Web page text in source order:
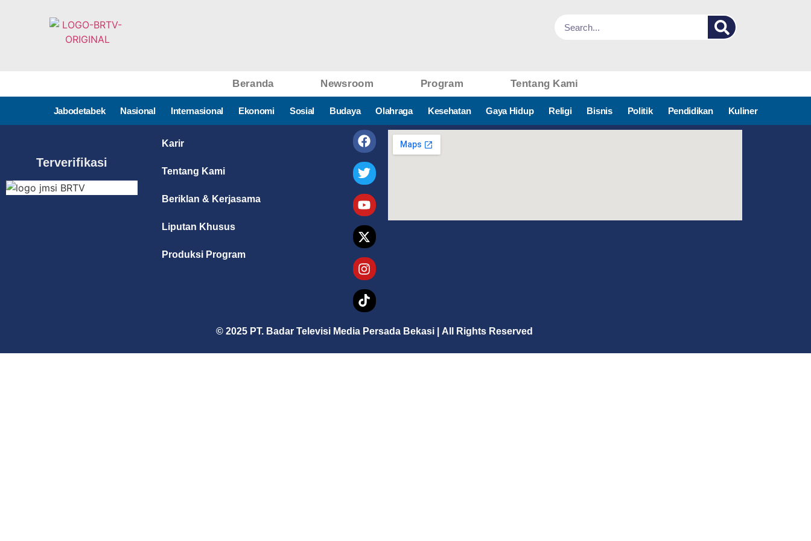
Beranda Newsroom Program Tentang Kami
Jabodetabek Nasional Internasional Ekonomi Sosial Budaya Olahraga Kesehatan Gaya Hidup Religi Bisnis Politik Pendidikan Kuliner
Terverifikasi
Karir
Tentang Kami
Beriklan & Kerjasama
Liputan Khusus
Produksi Program
© 2025 PT. Badar Televisi Media Persada Bekasi All Rights Reserved